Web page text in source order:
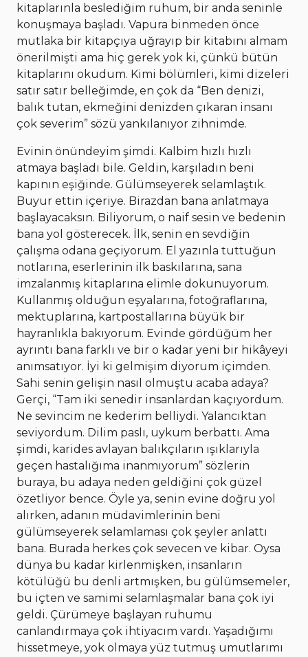
kitaplarınla beslediğim ruhum, bir anda seninle
konuşmaya başladı. Vapura binmeden önce
mutlaka bir kitapçıya uğrayıp bir kitabını almam
önerilmişti ama hiç gerek yok ki, çünkü bütün
kitaplarını okudum. Kimi bölümleri, kimi dizeleri
satır satır belleğimde, en çok da “Ben denizi,
balık tutan, ekmeğini denizden çıkaran insanı
çok severim” sözü yankılanıyor zihnimde.
Evinin önündeyim şimdi. Kalbim hızlı hızlı
atmaya başladı bile. Geldin, karşıladın beni
kapının eşiğinde. Gülümseyerek selamlaştık.
Buyur ettin içeriye. Birazdan bana anlatmaya
başlayacaksın. Biliyorum, o naif sesin ve bedenin
bana yol gösterecek. İlk, senin en sevdiğin
çalışma odana geçiyorum. El yazınla tuttuğun
notlarına, eserlerinin ilk baskılarına, sana
imzalanmış kitaplarına elimle dokunuyorum.
Kullanmış olduğun eşyalarına, fotoğraflarına,
mektuplarına, kartpostallarına büyük bir
hayranlıkla bakıyorum. Evinde gördüğüm her
ayrıntı bana farklı ve bir o kadar yeni bir hikâyeyi
anımsatıyor. İyi ki gelmişim diyorum içimden.
Sahi senin gelişin nasıl olmuştu acaba adaya?
Gerçi, “Tam iki senedir insanlardan kaçıyordum.
Ne sevincim ne kederim belliydi. Yalancıktan
seviyordum. Dilim paslı, uykum berbattı. Ama
şimdi, karides avlayan balıkçıların ışıklarıyla
geçen hastalığıma inanmıyorum” sözlerin
buraya, bu adaya neden geldiğini çok güzel
özetliyor bence. Öyle ya, senin evine doğru yol
alırken, adanın müdavimlerinin beni
gülümseyerek selamlaması çok şeyler anlattı
bana. Burada herkes çok sevecen ve kibar. Oysa
dünya bu kadar kirlenmişken, insanların
kötülüğü bu denli artmışken, bu gülümsemeler,
bu içten ve samimi selamlaşmalar bana çok iyi
geldi. Çürümeye başlayan ruhumu
canlandırmaya çok ihtiyacım vardı. Yaşadığımı
hissetmeye, yok olmaya yüz tutmuş umutlarımı